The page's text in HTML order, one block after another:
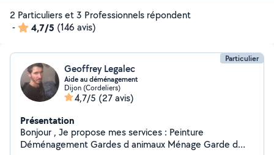
2 Particuliers et 3 Professionnels répondent
-
4,7/5 (146 avis)
Particulier
Geoffrey Legalec
Aide au déménagement
Dijon (Cordeliers)
4,7/5 (27 avis)
Présentation
Bonjour , Je propose mes services : Peinture
Déménagement Gardes d animaux Ménage Garde d